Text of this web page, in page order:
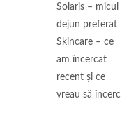
Solaris – micul
dejun preferat
Skincare – ce
am încercat
recent și ce
vreau să încerc